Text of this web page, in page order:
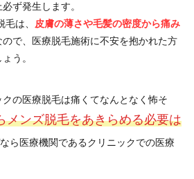
ず発生します。
は、 皮膚の薄さや毛髪の密度から痛み
ので、医療脱毛施術に不安を抱かれた方
う。
の医療脱毛は痛くてなんとなく怖そ
メンズ脱毛をあきらめる必要は
ら医療機関であるクリニックでの医療